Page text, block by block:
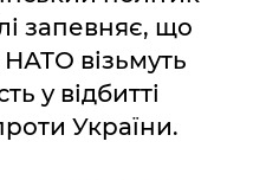
запевняє, що
візьмуть
у відбитті
України.